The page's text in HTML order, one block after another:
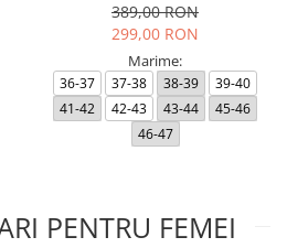
389,00 RON
299,00 RON
Marime:
36-37 37-38 38-39
39-40
41-42
42-43 43-44
45-46
46-47
PENTRU FEMEI